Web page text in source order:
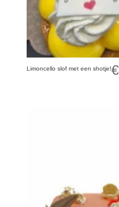
Limoncello slof met een shotje!€